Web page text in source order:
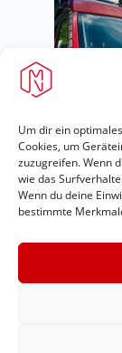
Um dir ein
Cookies, um
zuzugreifen. Wenn
wie das
Wenn du deine
bestimmte
Feuerwehr